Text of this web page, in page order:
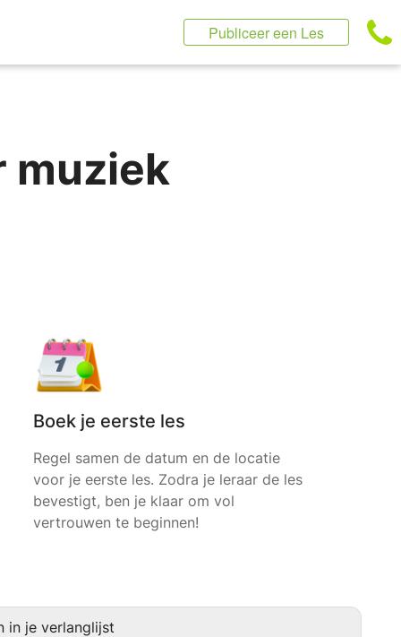
Publiceer een Les
muziek
Boek je eerste les
Regel samen de datum en de locatie
voor je eerste les. Zodra je leraar de les
bevestigt, ben je klaar om vol
vertrouwen te beginnen!
in je verlanglijst